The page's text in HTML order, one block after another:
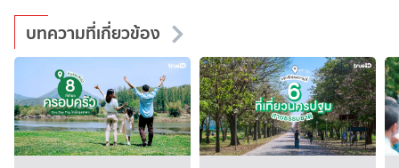
บทความที่เกี่ยวข้อง